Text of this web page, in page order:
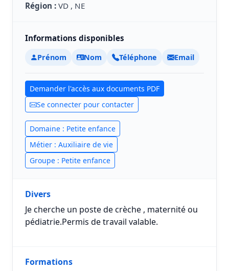
Région : VD , NE
Informations disponibles
Prénom Nom Téléphone Email
Demander l'accès aux documents PDF
Se connecter pour contacter
Domaine : Petite enfance
Métier : Auxiliaire de vie
Groupe : Petite enfance
Divers
Je cherche un poste de crèche , maternité ou
pédiatrie.Permis de travail valable.
Formations